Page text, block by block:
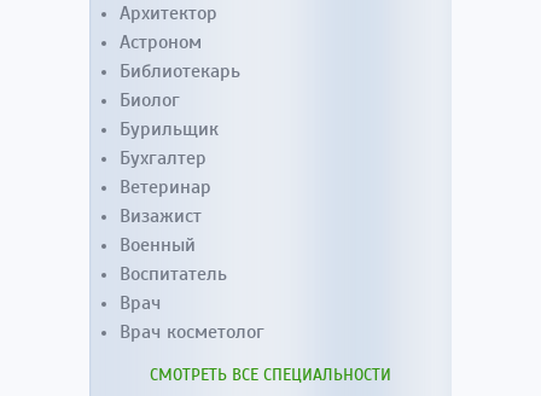
Архитектор
Астроном
Библиотекарь
Биолог
Бурильщик
Бухгалтер
Ветеринар
Визажист
Военный
Воспитатель
Врач
Врач косметолог
СМОТРЕТЬ ВСЕ СПЕЦИАЛЬНОСТИ